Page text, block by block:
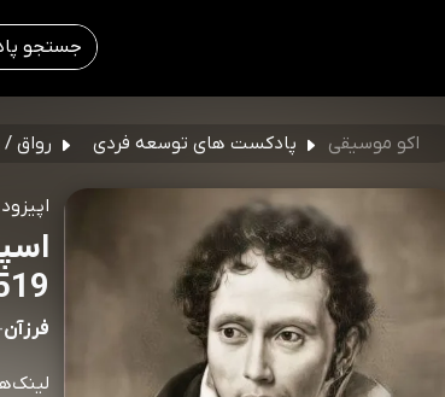
اکو موسیقی پادکست های توسعه فردی رواق / Ravaq
اپیزود
فرزآن